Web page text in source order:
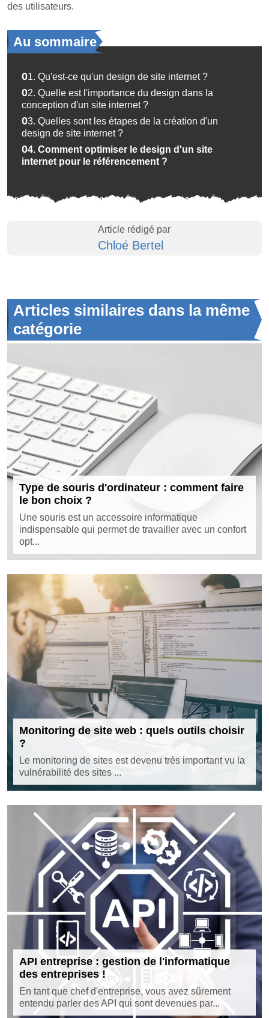
des utilisateurs.
Au sommaire
01. Qu'est-ce qu'un design de site internet ?
02. Quelle est l'importance du design dans la
conception d'un site internet ?
03. Quelles sont les étapes de la création d'un
design de site internet ?
04. Comment optimiser le design d'un site
internet pour le référencement ?
Article rédigé par
Chloé Bertel
Articles similaires dans la même
catégorie
Type de souris d'ordinateur : comment faire
le bon choix ?
Une souris est un accessoire informatique
indispensable qui permet de travailler avec un confort
opt...
Monitoring de site web : quels outils choisir
?
Le monitoring de sites est devenu très important vu la
vulnérabilité des sites ...
API entreprise : gestion de l'informatique
des entreprises !
En tant que chef d'entreprise, vous avez sûrement
entendu parler des API qui sont devenues par...